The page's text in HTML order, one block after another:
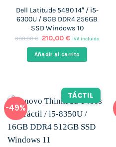
Dell Latitude 5480 14″ / i5-
6300U / 8GB DDR4 256GB
SSD Windows 10
389,00€ El
original
era:
210,00€El
actual
es:
IVA incluido
Añadir al carrito
-49%
TÁCTIL